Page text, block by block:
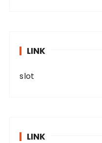
LINK
slot
LINK